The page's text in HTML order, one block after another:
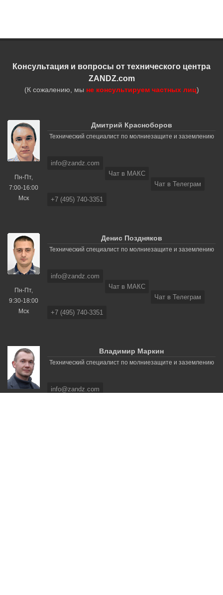
Консультация и вопросы от технического центра
ZANDZ.com
(К сожалению, мы не консультируем частных лиц)
Пн-Пт,
7:00-16:00
Мск
Дмитрий Красноборов
Технический специалист по молниезащите и заземлению
info@zandz.com
Чат в МАКС
Чат в Телеграм
+7 (495) 740-3351
Пн-Пт,
9:30-18:00
Мск
Денис Поздняков
Технический специалист по молниезащите и заземлению
info@zandz.com
Чат в МАКС
Чат в Телеграм
+7 (495) 740-3351
Владимир Маркин
Технический специалист по молниезащите и заземлению
info@zandz.com